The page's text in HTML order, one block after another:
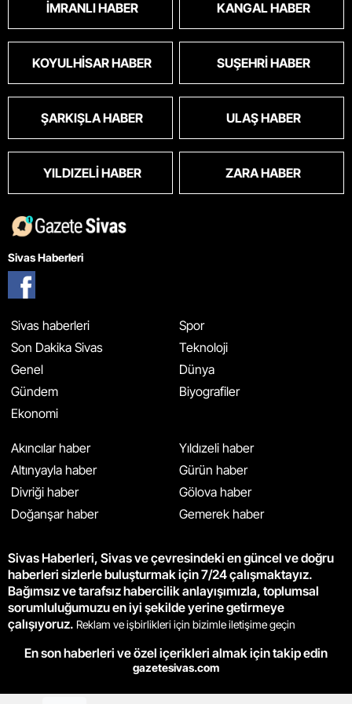
İMRANLI HABER KANGAL HABER
KOYULHISAR HABER SUŞEHRI HABER
ŞARKIŞLA HABER ULAŞ HABER
YILDIZELI HABER ZARA HABER
Sivas Haberleri
Sivas haberleri
Son Dakika Sivas
Genel
Gündem
Ekonomi
Spor
Teknoloji
Dünya
Biyografiler
Akıncılar haber
Altınyayla haber
Divriği haber
Doğanşar haber
Yıldızeli haber
Gürün haber
Gölova haber
Gemerek haber
Sivas Haberleri, Sivas ve çevresindeki en güncel ve doğru
haberleri sizlerle buluşturmak için 7/24 çalışmaktayız.
Bağımsız ve tarafsız habercilik anlayışımızla, toplumsal
sorumluluğumuzu en iyi şekilde yerine getirmeye
çalışıyoruz. Reklam ve işbirlikleri için bizimle iletişime geçin
En son haberleri ve özel içerikleri almak için takip edin
gazetesivas.com